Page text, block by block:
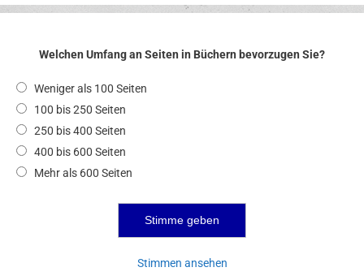
Welchen Umfang an Seiten in Büchern bevorzugen Sie?
Weniger als 100 Seiten
100 bis 250 Seiten
250 bis 400 Seiten
400 bis 600 Seiten
Mehr als 600 Seiten
Stimmen ansehen